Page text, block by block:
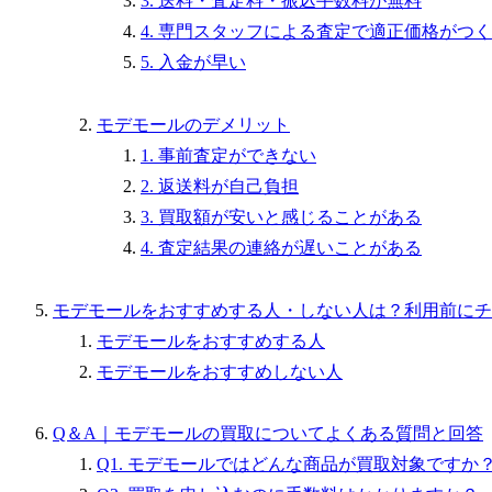
4. 専門スタッフによる査定で適正価格がつく
5. 入金が早い
モデモールのデメリット
1. 事前査定ができない
2. 返送料が自己負担
3. 買取額が安いと感じることがある
4. 査定結果の連絡が遅いことがある
モデモールをおすすめする人・しない人は？利用前にチ
モデモールをおすすめする人
モデモールをおすすめしない人
Q＆A｜モデモールの買取についてよくある質問と回答
Q1. モデモールではどんな商品が買取対象ですか？